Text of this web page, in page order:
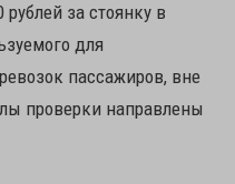
за стоянку в
для
пассажиров, вне
проверки направлены